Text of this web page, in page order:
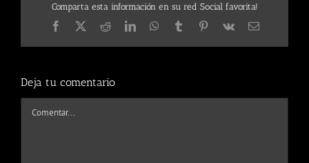
Comparta esta información en su red Social favorita!
Facebook
X RedditLinkedInWhatsApp
TumblrPinterest
Vk
Correo
Deja tu comentario